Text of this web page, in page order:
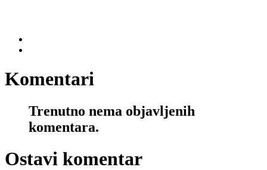
Komentari
Trenutno nema objavljenih
komentara.
Ostavi komentar